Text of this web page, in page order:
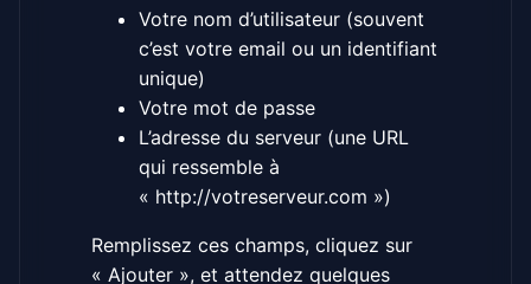
Votre nom d’utilisateur (souvent
c’est votre email ou un identifiant
unique)
Votre mot de passe
L’adresse du serveur (une URL
qui ressemble à
« http://votreserveur.com »)
Remplissez ces champs, cliquez sur
« Ajouter », et attendez quelques